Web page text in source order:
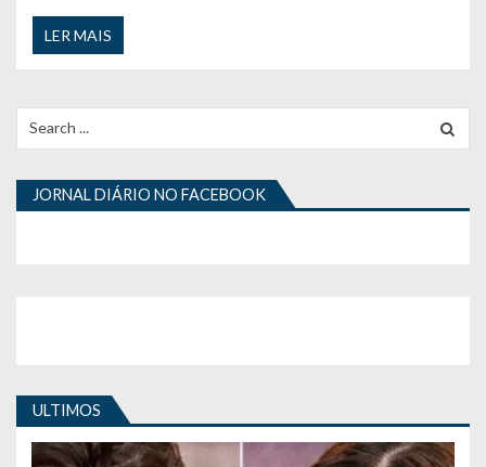
LER MAIS
for:
JORNAL DIÁRIO NO FACEBOOK
ULTIMOS